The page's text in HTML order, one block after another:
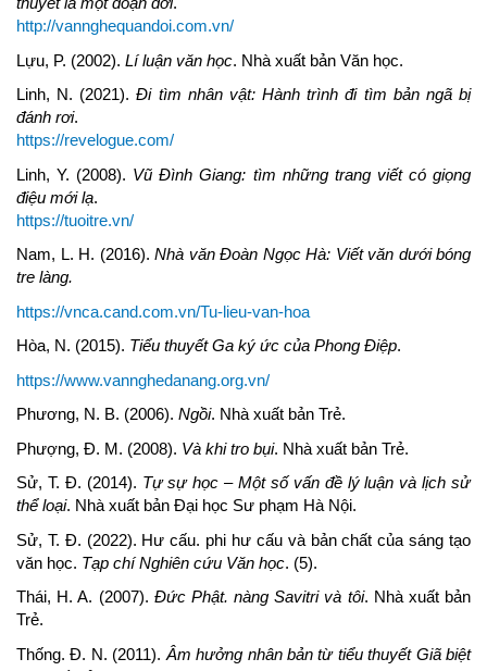
http://vannghequandoi.com.vn/
Lựu, P. (2002). Lí luận văn học. Nhà xuất bản Văn học.
Linh, N. (2021).Đi tìm nhân vật: Hành trình đi tìm bản ngã bị
đánh rơi.
https://revelogue.com/
Linh, Y. (2008). Vũ Đình Giang: tìm những trang viết có giọng
điệu mới lạ.
https://tuoitre.vn/
Nam, L. H. (2016). Nhà văn Đoàn Ngọc Hà: Viết văn dưới bóng
tre làng.
https://vnca.cand.com.vn/Tu-lieu-van-hoa
Hòa, N. (2015). Tiểu thuyết Ga ký ức của Phong Điệp.
https://www.vannghedanang.org.vn/
Phương, N. B. (2006). Ngồi. Nhà xuất bản Trẻ.
Phượng, Đ. M. (2008). Và khi tro bụi. Nhà xuất bản Trẻ.
Sử, T. Đ. (2014). Tự sự học – Một số vấn đề lý luận và lịch sử
thể loại. Nhà xuất bản Đại học Sư phạm Hà Nội.
Sử, T. Đ. (2022). Hư cấu. phi hư cấu và bản chất của sáng tạo
văn học. Tạp chí Nghiên cứu Văn học. (5).
Thái, H. A. (2007). Đức Phật. nàng Savitri và tôi. Nhà xuất bản
Trẻ.
Thống. Đ. N. (2011). Âm hưởng nhân bản từ tiểu thuyết Giã biệt